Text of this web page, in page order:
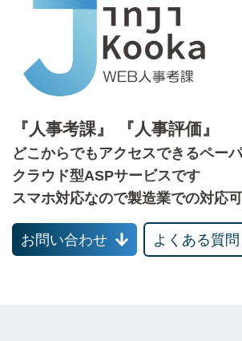
『人事考課』 『人事評価』
どこからでもアクセスできるペー
クラウド型ASPサービスです
スマホ対応なので製造業での対応
お問い合わせ よくある質問